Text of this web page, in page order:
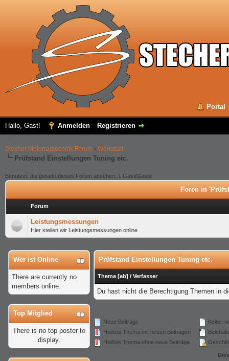
Portal
Hallo, Gast! Anmelden Registrieren
Stecher Motorradtechnik Forum › Werkstatt
Prüfstand Einstellungen Tuning etc.
Benutzer, die gerade dieses Forum ansehen: 1 Gast/Gäste
Foren in
Forum
Leistungsmessungen
Hier stellen wir Leistungsmessungen online
Wer ist Online
There are currently no
members online.
Top Mitglied
There is no top poster to
display.
Prüfstand Einstellungen Tuning etc.
Thema [ab] / Verfasser
Du hast nicht die Berechtigung Themen in
Neue Beiträge
Heißes Thema mit neuen Beiträgen
Heißes Thema ohne neue Beiträge
Keine